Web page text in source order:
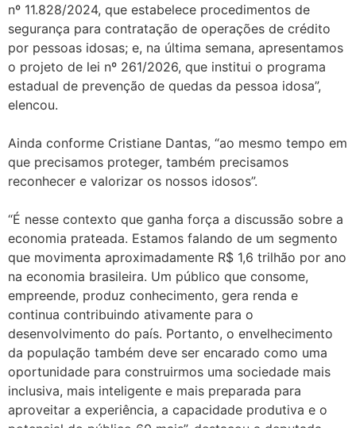
nº 11.828/2024, que estabelece procedimentos de
segurança para contratação de operações de crédito
por pessoas idosas; e, na última semana, apresentamos
o projeto de lei nº 261/2026, que institui o programa
estadual de prevenção de quedas da pessoa idosa”,
elencou.
Ainda conforme Cristiane Dantas, “ao mesmo tempo em
que precisamos proteger, também precisamos
reconhecer e valorizar os nossos idosos”.
“É nesse contexto que ganha força a discussão sobre a
economia prateada. Estamos falando de um segmento
que movimenta aproximadamente R$ 1,6 trilhão por ano
na economia brasileira. Um público que consome,
empreende, produz conhecimento, gera renda e
continua contribuindo ativamente para o
desenvolvimento do país. Portanto, o envelhecimento
da população também deve ser encarado como uma
oportunidade para construirmos uma sociedade mais
inclusiva, mais inteligente e mais preparada para
aproveitar a experiência, a capacidade produtiva e o